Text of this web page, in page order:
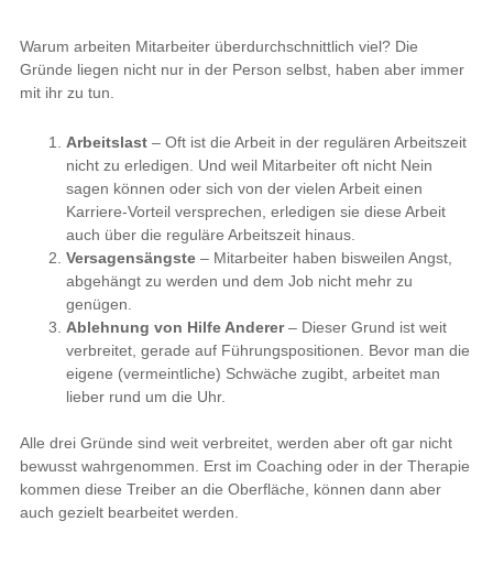
Warum arbeiten Mitarbeiter überdurchschnittlich viel? Die
Gründe liegen nicht nur in der Person selbst, haben aber immer
mit ihr zu tun.
Arbeitslast– Oft ist die Arbeit in der regulären Arbeitszeit
nicht zu erledigen. Und weil Mitarbeiter oft nicht Nein
sagen können oder sich von der vielen Arbeit einen
Karriere-Vorteil versprechen, erledigen sie diese Arbeit
auch über die reguläre Arbeitszeit hinaus.
Versagensängste– Mitarbeiter haben bisweilen Angst,
abgehängt zu werden und dem Job nicht mehr zu
genügen.
Ablehnung von Hilfe Anderer– Dieser Grund ist weit
verbreitet, gerade auf Führungspositionen. Bevor man die
eigene (vermeintliche) Schwäche zugibt, arbeitet man
lieber rund um die Uhr.
Alle drei Gründe sind weit verbreitet, werden aber oft gar nicht
bewusst wahrgenommen. Erst im Coaching oder in der Therapie
kommen diese Treiber an die Oberfläche, können dann aber
auch gezielt bearbeitet werden.